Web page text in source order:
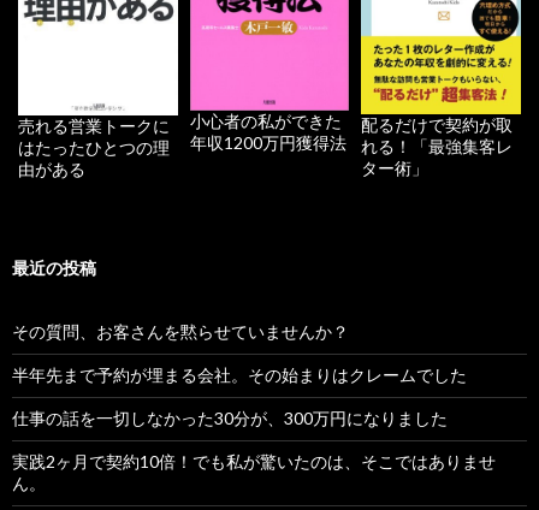
売れる営業トークに
はたったひとつの理
由がある
小心者の私ができた
年収1200万円獲得法
配るだけで契約が取
れる！「最強集客レ
ター術」
最近の投稿
その質問、お客さんを黙らせていませんか？
半年先まで予約が埋まる会社。その始まりはクレームでした
仕事の話を一切しなかった30分が、300万円になりました
実践2ヶ月で契約10倍！でも私が驚いたのは、そこではありませ
ん。